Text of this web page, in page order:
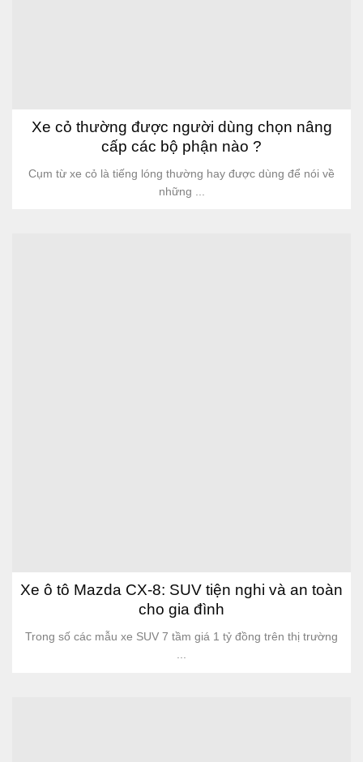
Xe cỏ thường được người dùng chọn nâng
cấp các bộ phận nào ?
Cụm từ xe cỏ là tiếng lóng thường hay được dùng để nói về
những ...
Xe ô tô Mazda CX-8: SUV tiện nghi và an toàn
cho gia đình
Trong số các mẫu xe SUV 7 tầm giá 1 tỷ đồng trên thị trường
...